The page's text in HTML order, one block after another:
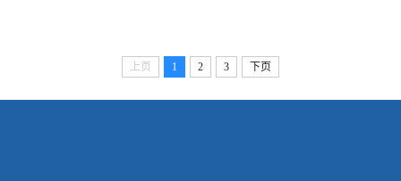
上页 1 2 3 下页